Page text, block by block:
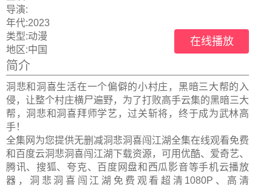
导演:
年代:2023
类型:动漫
地区:中国
在线播放
简介
洞悲和洞喜生活在一个偏僻的小村庄，黑暗三大帮的入
侵，让整个村庄横尸遍野，为了打败高手云集的黑暗三大
帮，洞悲和洞喜拜师学艺，过关斩将，终于成为武林高
手！
全集网为您提供无删减洞悲洞喜闯江湖全集在线观看免费
和百度云洞悲洞喜闯江湖下载资源，可用优酷、爱奇艺、
腾讯、搜狐、夸克、百度网盘和西瓜影音等手机云播放
器，洞悲洞喜闯江湖免费观看超清1080P、高清